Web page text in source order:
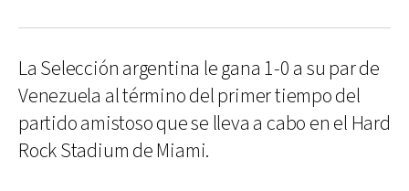
La Selección argentina le gana 1-0 a su par de
Venezuela al término del primer tiempo del
partido amistoso que se lleva a cabo en el Hard
Rock Stadium de Miami.